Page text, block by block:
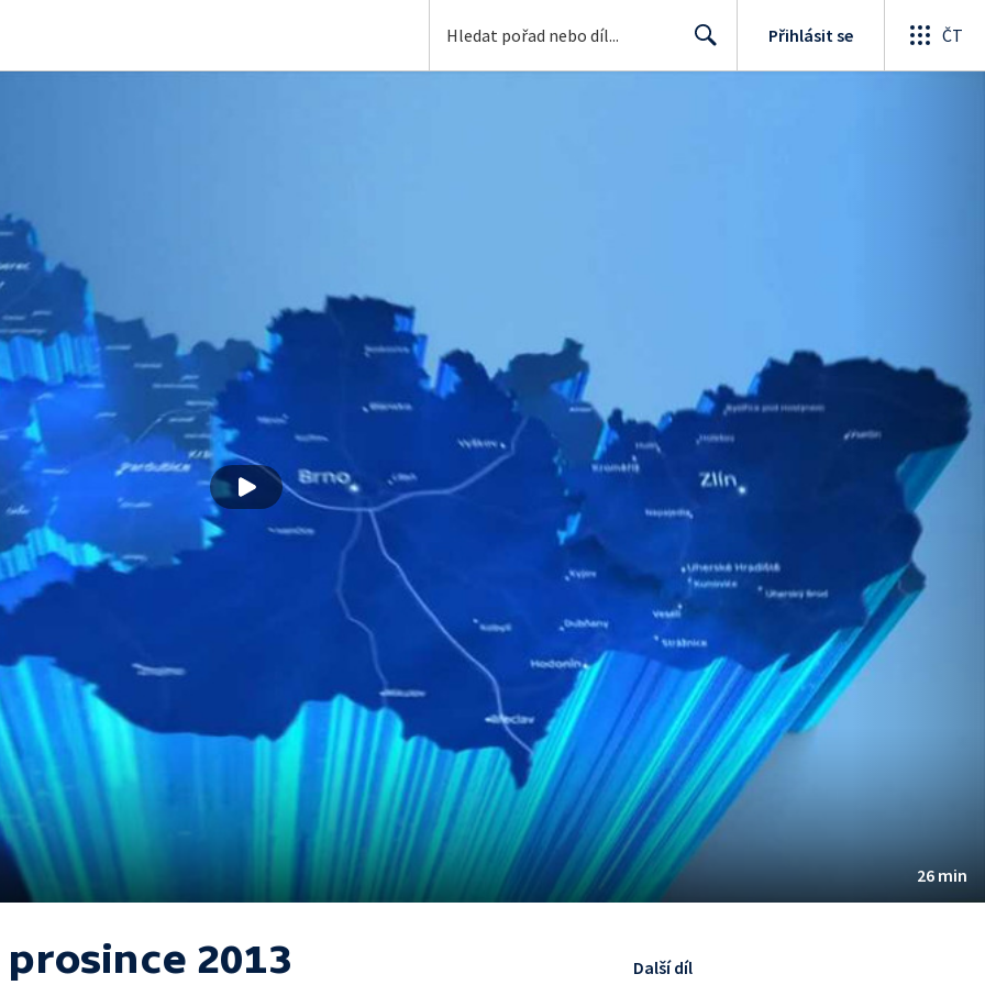
Přihlásit se ČT
26 min
prosince 2013 Další díl